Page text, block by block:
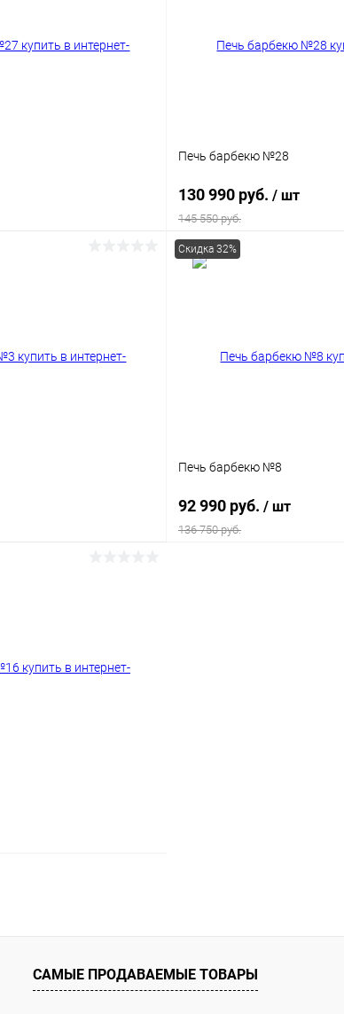
Печь барбекю №28
130 990 руб. / шт
145 550 руб.
Скидка 32%
Печь барбекю №8
92 990 руб. / шт
136 750 руб.
К сравнению
Под заказ
САМЫЕ ПРОДАВАЕМЫЕ ТОВАРЫ